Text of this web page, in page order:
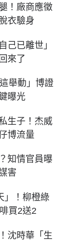
！廠商應徵
衣驗身
己已離世」
來了
舉動」博證
曝光
生子！杰威
博流量
知情官員曝
害
」！柳橙綠
買2送2
沈時華「生